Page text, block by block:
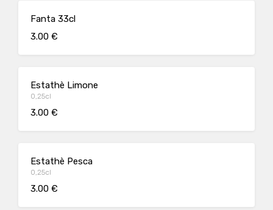
Fanta 33cl
3.00 €
Estathè Limone
0,25cl
3.00 €
Estathè Pesca
0,25cl
3.00 €